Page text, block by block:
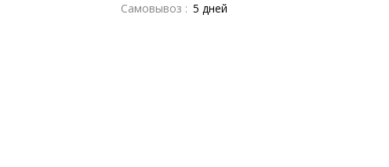
Самовывоз : 5 дней